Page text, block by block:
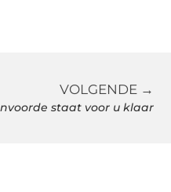
VOLGENDE →
staat voor u klaar